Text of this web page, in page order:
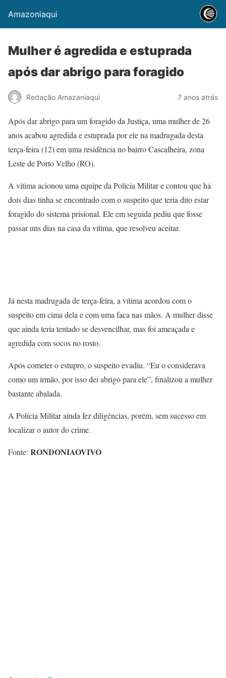
Amazoniaqui
Mulher é agredida e estuprada
após dar abrigo para foragido
Redação Amazaniaqui 7 anos atrás
Após dar abrigo para um foragido da Justiça, uma mulher de 26
anos acabou agredida e estuprada por ele na madrugada desta
terça-feira (12) em uma residência no bairro Cascalheira, zona
Leste de Porto Velho (RO).
A vítima acionou uma equipe da Polícia Militar e contou que há
dois dias tinha se encontrado com o suspeito que teria dito estar
foragido do sistema prisional. Ele em seguida pediu que fosse
passar uns dias na casa da vítima, que resolveu aceitar.
Já nesta madrugada de terça-feira, a vítima acordou com o
suspeito em cima dela e com uma faca nas mãos. A mulher disse
que ainda teria tentado se desvencilhar, mas foi ameaçada e
agredida com socos no rosto.
Após cometer o estupro, o suspeito evadiu. “Eu o considerava
como um irmão, por isso dei abrigo para ele”, finalizou a mulher
bastante abalada.
A Polícia Militar ainda fez diligências, porém, sem sucesso em
localizar o autor do crime.
Fonte: RONDONIAOVIVO